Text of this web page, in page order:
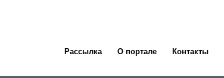
Рассылка О портале Контакты